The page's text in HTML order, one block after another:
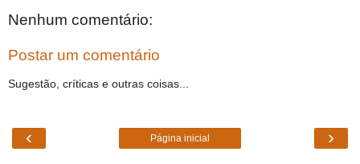
Nenhum comentário:
Postar um comentário
Sugestão, críticas e outras coisas...
‹ ›
Página inicial